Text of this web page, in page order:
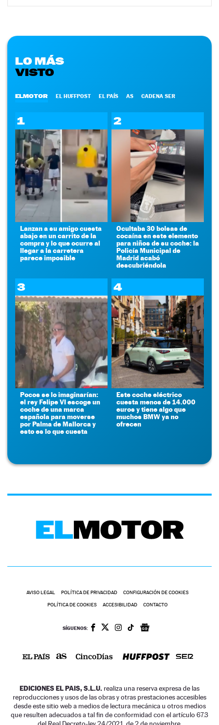
LO MÁS
VISTO
ELMOTOR EL HUFFPOST EL PAÍS AS CADENA SER
1
Lanzan a su amigo cuesta
abajo en un carrito de la
compra y lo que ocurre al
llegar a la carretera
parece imposible
2
Ocultaba 30 bolsas de
cocaína en este elemento
para niños de su coche: la
Policía Municipal de
Madrid acabó
descubriéndola
3
Pocos se lo imaginarían:
el rey Felipe VI escoge un
coche de una marca
española para moverse
por Palma de Mallorca y
esto es lo que cuesta
4
Este coche eléctrico
cuesta menos de 14.000
euros y tiene algo que
muchos BMW ya no
ofrecen
AVISO LEGAL POLÍTICA DE PRIVACIDAD CONFIGURACIÓN DE COOKIES
POLÍTICA DE COOKIES ACCESIBILIDAD CONTACTO
SÍGUENOS:
EDICIONES EL PAIS, S.L.U. realiza una reserva expresa de las
reproducciones y usos de las obras y otras prestaciones accesibles
desde este sitio web a medios de lectura mecánica u otros medios
que resulten adecuados a tal fin de conformidad con el artículo 67.3
del Real Decreto-ley 24/2021, de 2 de noviembre.